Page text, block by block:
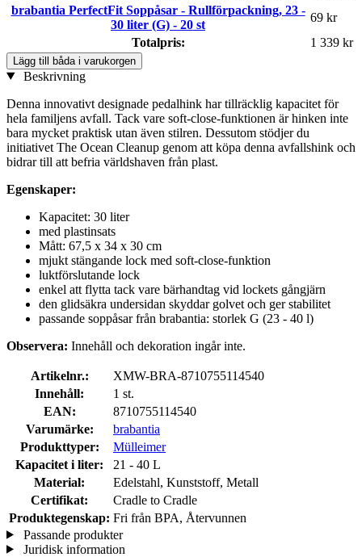
brabantia PerfectFit Soppåsar - Rullförpackning, 23 -
30 liter (G) - 20 st
69 kr
Totalpris:
1 339 kr
Lägg till båda i varukorgen
Beskrivning
Denna innovativt designade pedalhink har tillräcklig kapacitet för
hela familjens avfall. Tack vare soft-close-funktionen är hinken inte
bara mycket praktisk utan även stilren. Dessutom stödjer du
initiativet The Ocean Cleanup genom att köpa denna avfallshink och
bidrar till att befria världshaven från plast.
Egenskaper:
Kapacitet: 30 liter
med plastinsats
Mått: 67,5 x 34 x 30 cm
mjukt stängande lock med soft-close-funktion
luktförslutande lock
enkel att flytta tack vare bärhandtag vid lockets gångjärn
den glidsäkra undersidan skyddar golvet och ger stabilitet
passande soppåsar från brabantia: storlek G (23 - 40 l)
Observera: Innehåll och dekoration ingår inte.
Artikelnr.:
XMW-BRA-8710755114540
Innehåll:
1 st.
EAN:
8710755114540
Varumärke:
brabantia
Produkttyper:
Mülleimer
Kapacitet i liter:
21 - 40 L
Material:
Edelstahl, Kunststoff, Metall
Certifikat:
Cradle to Cradle
Produktegenskap: Fri från BPA, Återvunnen
Passande produkter
Juridisk information